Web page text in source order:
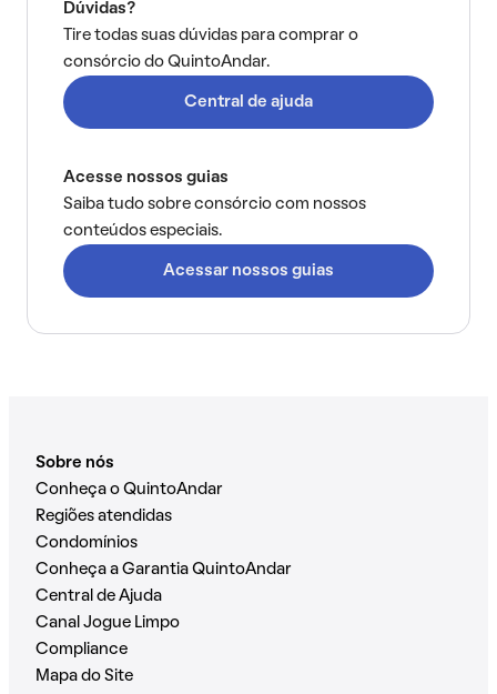
Dúvidas?
Tire todas suas dúvidas para comprar o
consórcio do QuintoAndar.
Central de ajuda
Acesse nossos guias
Saiba tudo sobre consórcio com nossos
conteúdos especiais.
Acessar nossos guias
Sobre nós
Conheça o QuintoAndar
Regiões atendidas
Condomínios
Conheça a Garantia QuintoAndar
Central de Ajuda
Canal Jogue Limpo
Compliance
Mapa do Site